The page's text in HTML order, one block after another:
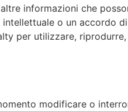
informazioni che
o un accordo
per utilizzare,
modificare o